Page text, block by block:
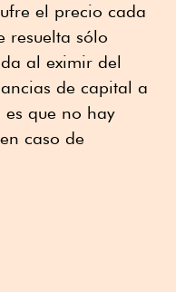
el precio cada
resuelta sólo
al eximir del
de capital a
que no hay
caso de